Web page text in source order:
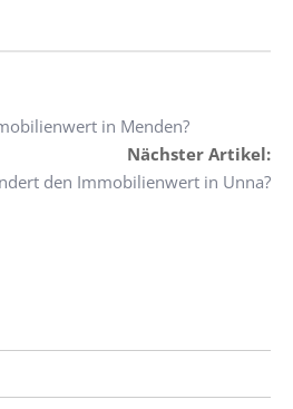
in Menden?
Nächster Artikel:
den Immobilienwert in Unna?